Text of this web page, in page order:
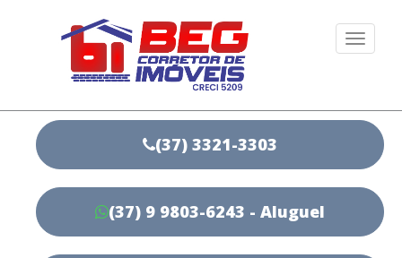
(37) 3321-3303
(37) 9 9803-6243 - Aluguel